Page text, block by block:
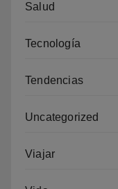
Salud
Tecnología
Tendencias
Uncategorized
Viajar